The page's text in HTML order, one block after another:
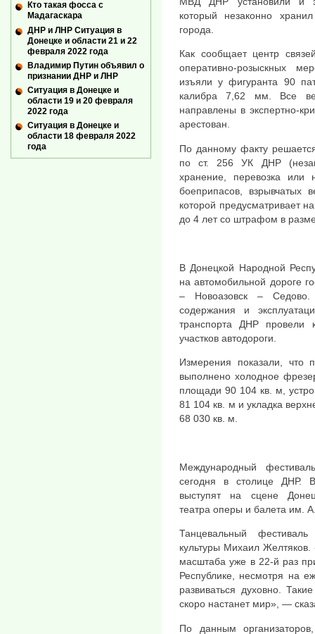
который незаконно
города.
Как сообщает центр
оперативно-розыскных
изъяли у фигуранта 90
калибра 7,62 мм. Все
направлены в экспертно-
арестован.
По данному факту
по ст. 256 УК ДНР
хранение, перевозка или
боеприпасов, взрывчатых
которой предусматривает
до 4 лет со штрафом в
В Донецкой Народной
на автомобильной дороге
– Новоазовск – Седово.
содержания и
транспорта ДНР провели
участков автодороги.
Измерения показали, что
выполнено холодное
площади 90 104 кв. м,
81 104 кв. м и укладка
68 030 кв. м.
Международный
сегодня в столице ДНР.
выступят на сцене
театра оперы и балета им.
Танцевальный
культуры Михаил
масштаба уже в 22-й раз
Республике, несмотря на
развиваться духовно.
скоро настанет мир», —
По данным
Кто такая фосса с
Мадагаскара
ДНР и ЛНР Ситуация в
Донецке и области 21 и 22
февраля 2022 года
Владимир Путин объявил о
признании ДНР и ЛНР
Ситуация в Донецке и
области 19 и 20 февраля
2022 года
Ситуация в Донецке и
области 18 февраля 2022
года